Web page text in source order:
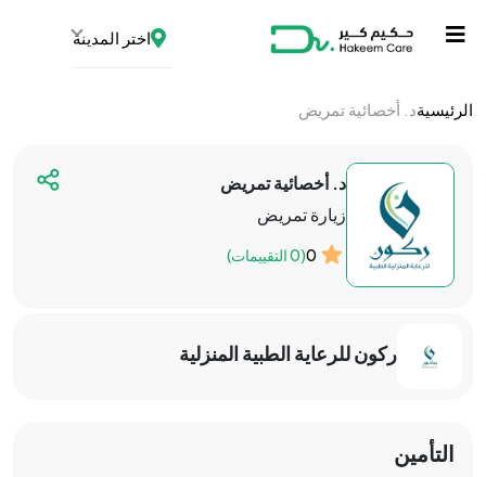
اختر المدينة
الرئيسيةد. أخصائية تمريض
د. أخصائية تمريض
زيارة تمريض
0(0 التقييمات)
ركون للرعاية الطبية المنزلية
التأمين